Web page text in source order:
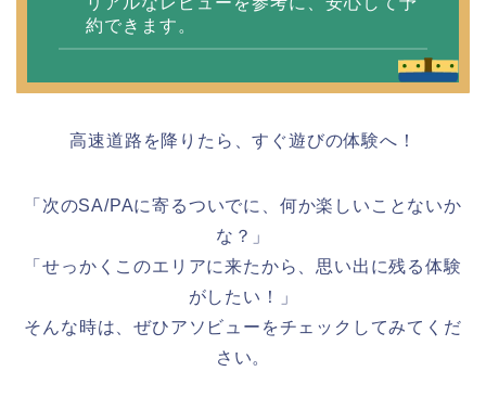
約できます。
高速道路を降りたら、すぐ遊びの体験へ！
「次のSA/PAに寄るついでに、何か楽しいことないか
な？」
「せっかくこのエリアに来たから、思い出に残る体験
がしたい！」
そんな時は、ぜひアソビューをチェックしてみてくだ
さい。